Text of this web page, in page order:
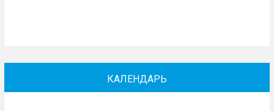
КАЛЕНДАРЬ